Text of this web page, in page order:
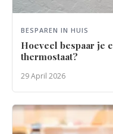
BESPAREN IN HUIS
Hoeveel bespaar je
thermostaat?
29 April 2026